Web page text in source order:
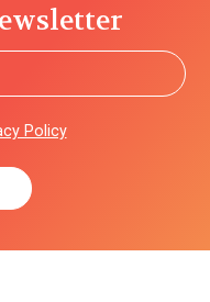
Policy